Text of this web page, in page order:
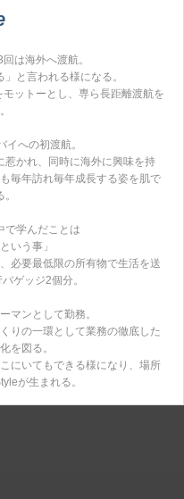
は海外へ渡航。
と言われる様になる。
ットーとし、専ら長距離渡航を
への初渡航。
惹かれ、同時に海外に興味を持
毎年訪れ毎年成長する姿を肌で
で学んだことは
いう事」
必要最低限の所有物で生活を送
ゲッジ2個分。
マンとして勤務。
りの一環として業務の徹底した
を図る。
にいてもできる様になり、場所
が生まれる。